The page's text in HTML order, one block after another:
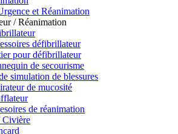
et Réanimation
/ Réanimation
défibrillateur
pour défibrillateur
de secourisme
simulation de blessures
de mucosité
de réanimation
Civière